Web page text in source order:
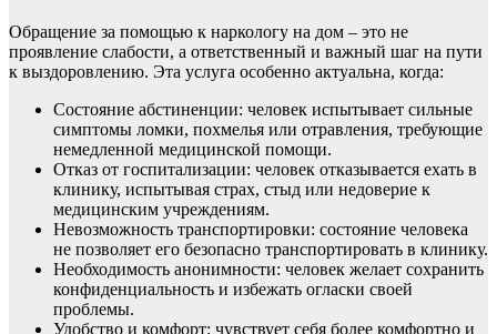
Обращение за помощью к наркологу на дом – это не
проявление слабости, а ответственный и важный шаг на пути
к выздоровлению. Эта услуга особенно актуальна, когда:
Состояние абстиненции: человек испытывает сильные
симптомы ломки, похмелья или отравления, требующие
немедленной медицинской помощи.
Отказ от госпитализации: человек отказывается ехать в
клинику, испытывая страх, стыд или недоверие к
медицинским учреждениям.
Невозможность транспортировки: состояние человека
не позволяет его безопасно транспортировать в клинику.
Необходимость анонимности: человек желает сохранить
конфиденциальность и избежать огласки своей
проблемы.
Удобство и комфорт: чувствует себя более комфортно и